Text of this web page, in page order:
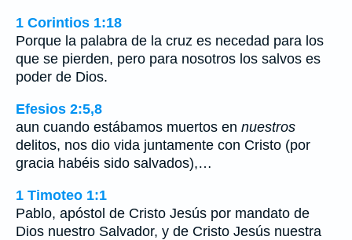
1 Corintios 1:18
Porque la palabra de la cruz es necedad para los
que se pierden, pero para nosotros los salvos es
poder de Dios.
Efesios 2:5,8
aun cuando estábamos muertos en nuestros
delitos, nos dio vida juntamente con Cristo (por
gracia habéis sido salvados),…
1 Timoteo 1:1
Pablo, apóstol de Cristo Jesús por mandato de
Dios nuestro Salvador, y de Cristo Jesús nuestra